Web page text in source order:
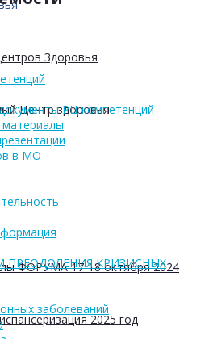
Здоровья
Центр здоровья
ФОРУМА 17-18 октября 2024
2025 год
РЦ компетенций
в МО
ПРЕОДОЛЕНИЯ КРИЗИСНЫХ
заболеваний